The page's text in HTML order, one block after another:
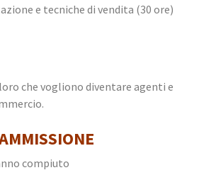
e tecniche di vendita (30 ore)
che vogliono diventare agenti e
compiuto